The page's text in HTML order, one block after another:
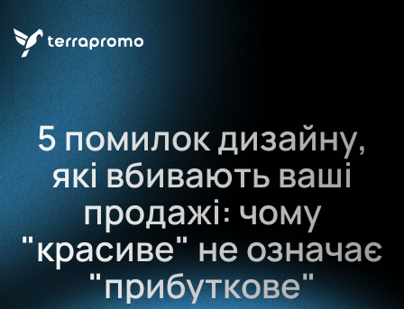
5 помилок дизайну,
які вбивають ваші
продажі: чому
"красиве" не означає
"прибуткове"